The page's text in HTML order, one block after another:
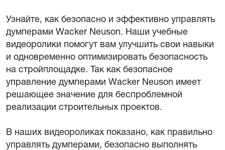
Узнайте, как безопасно и эффективно управлять
думперами Wacker Neuson. Наши учебные
видеоролики помогут вам улучшить свои навыки
и одновременно оптимизировать безопасность
на стройплощадке. Так как безопасное
управление думперами Wacker Neuson имеет
решающее значение для беспроблемной
реализации строительных проектов.
В наших видеороликах показано, как правильно
управлять думперами, безопасно выполнять